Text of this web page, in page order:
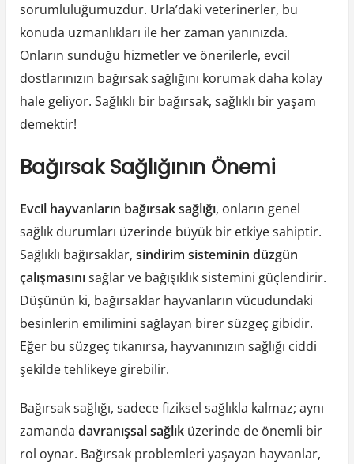
sorumluluğumuzdur. Urla’daki veterinerler, bu
konuda uzmanlıkları ile her zaman yanınızda.
Onların sunduğu hizmetler ve önerilerle, evcil
dostlarınızın bağırsak sağlığını korumak daha kolay
hale geliyor. Sağlıklı bir bağırsak, sağlıklı bir yaşam
demektir!
Bağırsak Sağlığının Önemi
Evcil hayvanların bağırsak sağlığı, onların genel
sağlık durumları üzerinde büyük bir etkiye sahiptir.
Sağlıklı bağırsaklar, sindirim sisteminin düzgün
çalışmasınısağlar ve bağışıklık sistemini güçlendirir.
Düşünün ki, bağırsaklar hayvanların vücudundaki
besinlerin emilimini sağlayan birer süzgeç gibidir.
Eğer bu süzgeç tıkanırsa, hayvanınızın sağlığı ciddi
şekilde tehlikeye girebilir.
Bağırsak sağlığı, sadece fiziksel sağlıkla kalmaz; aynı
zamanda davranışsal sağlıküzerinde de önemli bir
rol oynar. Bağırsak problemleri yaşayan hayvanlar,